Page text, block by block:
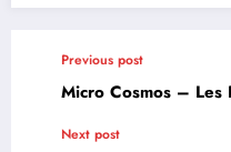
Previous post
Micro Cosmos – Les
Next post